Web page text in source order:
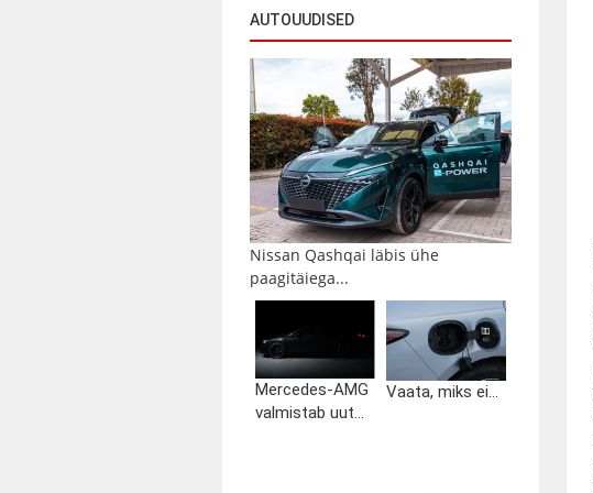
AUTOUUDISED
Nissan Qashqai läbis ühe
paagitäiega...
Mercedes-AMG
valmistab uut...
Vaata, miks ei...